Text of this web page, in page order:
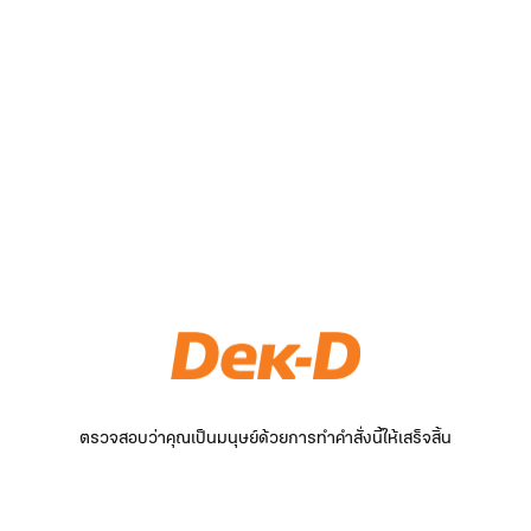
ตรวจสอบว่าคุณเป็นมนุษย์ด้วยการทำคำสั่งนี้ให้เสร็จสิ้น